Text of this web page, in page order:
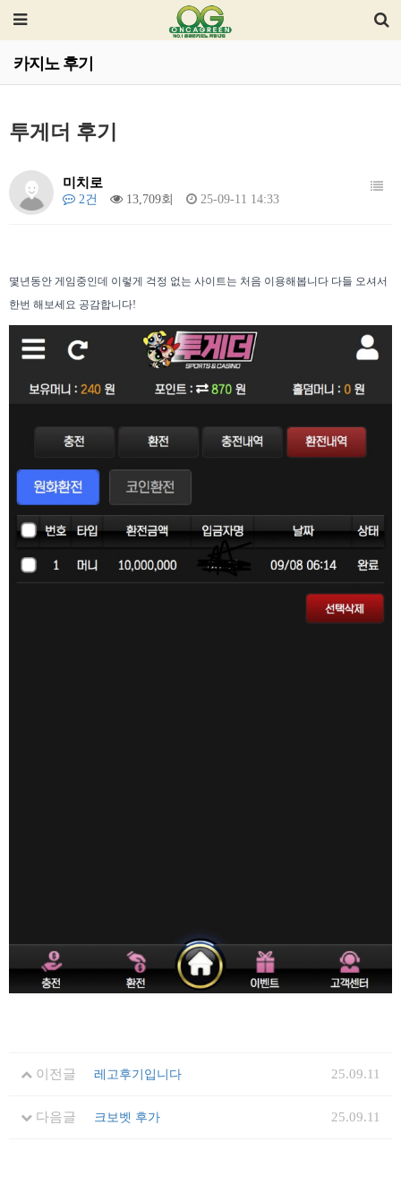
카지노 후기
투게더 후기
미치로
2건 13,709회 25-09-11 14:33
몇년동안 게임중인데 이렇게 걱정 없는 사이트는 처음 이용해봅니다 다들 오셔서
한번 해보세요 공감합니다!
이전글 레고후기입니다 25.09.11
다음글 크보벳 후가 25.09.11